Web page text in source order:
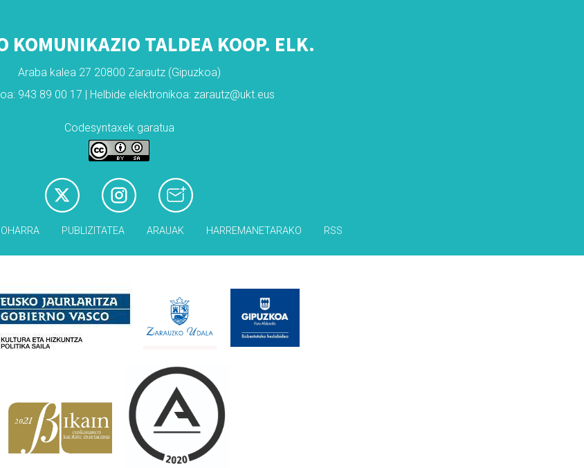
KOMUNIKAZIO TALDEA KOOP. ELK.
Araba kalea 27 20800 Zarautz (Gipuzkoa)
943 89 00 17 | Helbide elektronikoa: zarautz@ukt.eus
Codesyntaxek garatua
PUBLIZITATEA ARAUAK HARREMANETARAKO RSS